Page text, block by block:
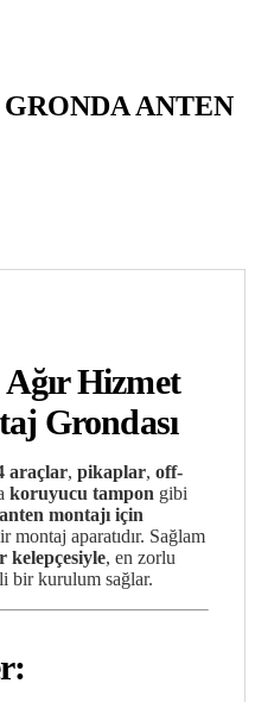
ANTEN
Hizmet
Grondası
araçlar,pikaplar,off-
koruyucu tampon gibi
anten montajı için
montaj aparatıdır. Sağlam
kelepçesiyle, en zorlu
bir kurulum sağlar.